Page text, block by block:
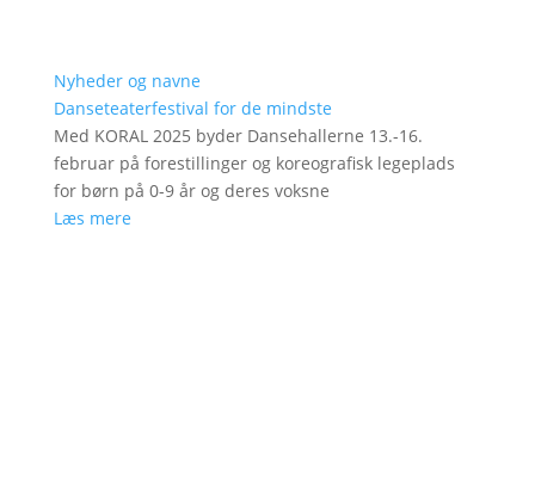
Nyheder og navne
Danseteaterfestival for de mindste
Med KORAL 2025 byder Dansehallerne 13.-16.
februar på forestillinger og koreografisk legeplads
for børn på 0-9 år og deres voksne
Læs mere